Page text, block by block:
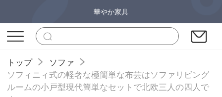
華やか家具
トップ
ソファ
ソフィニィ式の軽奢な極簡単な布芸はソファリビング
ルームの小戸型現代簡単なセットで北欧三人の四人で